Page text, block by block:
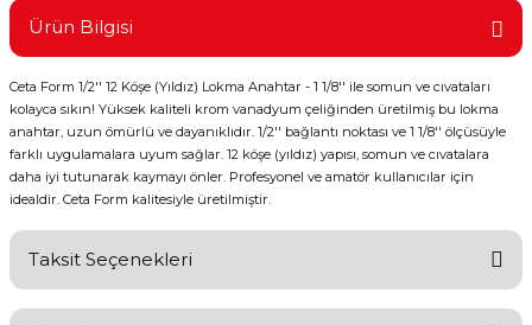
Ürün Bilgisi
Ceta Form 1/2'' 12 Köşe (Yıldız) Lokma Anahtar - 1 1/8'' ile somun ve cıvataları
kolayca sıkın! Yüksek kaliteli krom vanadyum çeliğinden üretilmiş bu lokma
anahtar, uzun ömürlü ve dayanıklıdır. 1/2'' bağlantı noktası ve 1 1/8'' ölçüsüyle
farklı uygulamalara uyum sağlar. 12 köşe (yıldız) yapısı, somun ve cıvatalara
daha iyi tutunarak kaymayı önler. Profesyonel ve amatör kullanıcılar için
idealdir. Ceta Form kalitesiyle üretilmiştir.
Taksit Seçenekleri